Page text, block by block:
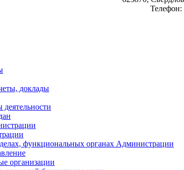
Телефон:
доклады
функциональных органах Администрации
организации